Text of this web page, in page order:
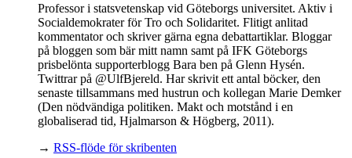
Professor i statsvetenskap vid Göteborgs universitet. Aktiv i
Socialdemokrater för Tro och Solidaritet. Flitigt anlitad
kommentator och skriver gärna egna debattartiklar. Bloggar
på bloggen som bär mitt namn samt på IFK Göteborgs
prisbelönta supporterblogg Bara ben på Glenn Hysén.
Twittrar på @UlfBjereld. Har skrivit ett antal böcker, den
senaste tillsammans med hustrun och kollegan Marie Demker
(Den nödvändiga politiken. Makt och motstånd i en
globaliserad tid, Hjalmarson & Högberg, 2011).
→ RSS-flöde för skribenten